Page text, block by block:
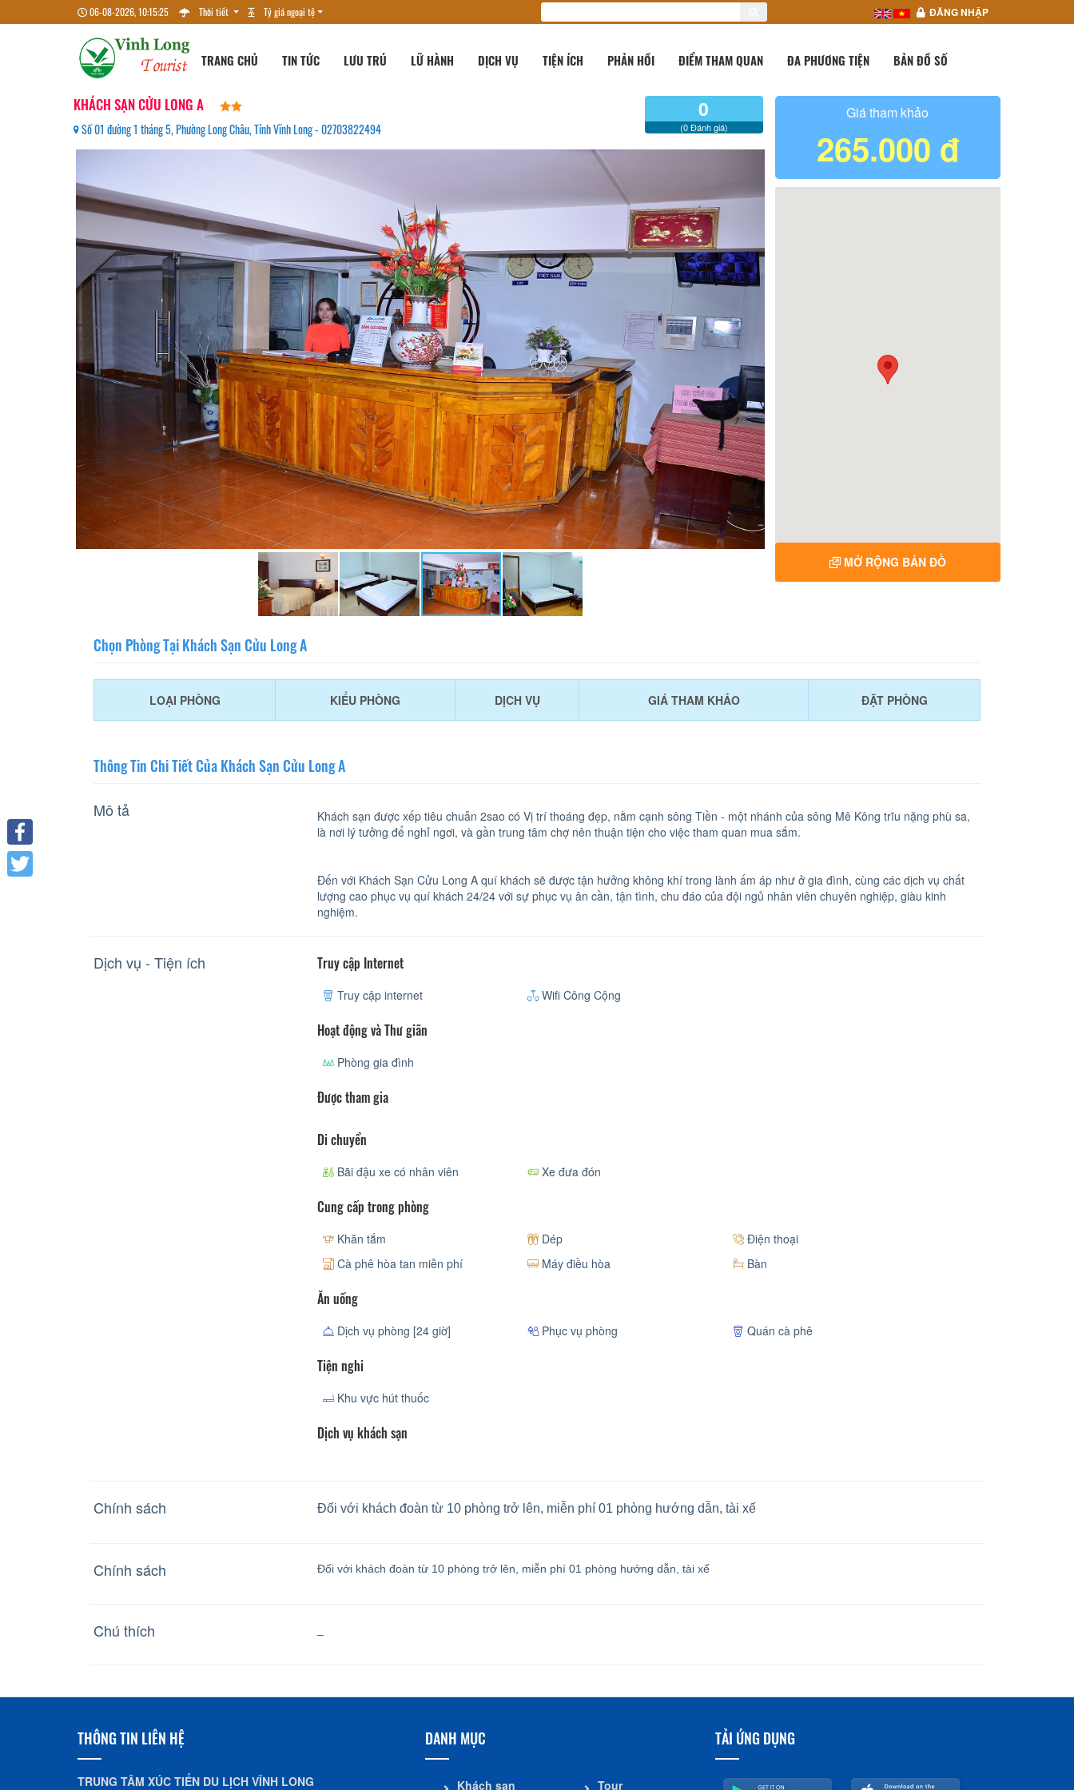
06-08-2026, 10:15:26 Thời tiết Tỷ giá ngoại tệ ĐĂNG NHẬP
TRANG CHỦ TIN TỨC LƯU TRÚ LỮ HÀNH DỊCH VỤ TIỆN ÍCH PHẢN HỒI ĐIỂM THAM QUAN ĐA PHƯƠNG TIỆN BẢN ĐỒ SỐ
KHÁCH SẠN CỬU LONG A
Số 01 đường 1 tháng 5, Phường Long Châu, Tỉnh Vĩnh Long - 02703822494
0
(0 Đánh giá)
Giá tham khảo
265.000 đ
MỞ RỘNG BẢN ĐỒ
Chọn Phòng Tại Khách Sạn Cửu Long A
LOẠI PHÒNG KIỂU PHÒNG DỊCH VỤ GIÁ THAM KHẢO ĐẶT PHÒNG
Thông Tin Chi Tiết Của Khách Sạn Cửu Long A
Mô tả
Khách sạn được xếp tiêu chuẫn 2sao có Vị trí thoáng đẹp, nằm cạnh sông Tiền - một nhánh của sông Mê Kông trĩu nặng phù sa,
là nơi lý tưởng để nghỉ ngơi, và gần trung tâm chợ nên thuận tiện cho việc tham quan mua sắm.
Đến với Khách Sạn Cửu Long A quí khách sẽ được tận hưởng không khí trong lành ấm áp như ở gia đình, cùng các dịch vụ chất
lượng cao phục vụ quí khách 24/24 với sự phục vụ ân cần, tận tình, chu đáo của đội ngủ nhân viên chuyên nghiệp, giàu kinh
nghiệm.
Dịch vụ - Tiện ích Truy cập Internet
Truy cập internet Wifi Công Cộng
Hoạt động và Thư giãn
Phòng gia đình
Được tham gia
Di chuyển
Bãi đậu xe có nhân viên Xe đưa đón
Cung cấp trong phòng
Khăn tắm Dép
Điện thoại
Cà phê hòa tan miễn phí
Máy điều hòa Bàn
Ăn uống
Dịch vụ phòng [24 giờ] Phục vụ phòng Quán cà phê
Tiện nghi
Khu vực hút thuốc
Dịch vụ khách sạn
Chính sách Đối với khách đoàn từ 10 phòng trở lên, miễn phí 01 phòng hướng dẫn, tài xế
Chính sách Đối với khách đoàn từ 10 phòng trở lên, miễn phí 01 phòng hướng dẫn, tài xế
Chú thích
THÔNG TIN LIÊN HỆ
TRUNG TÂM XÚC TIẾN DU LỊCH VĨNH LONG
DANH MỤC
Khách sạn Tour
TẢI ỨNG DỤNG
Facebook